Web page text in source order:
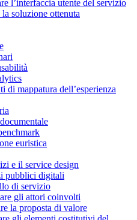
l’interfaccia utente del servizio
soluzione ottenuta
di mappatura dell’esperienza
euristica
e il service design
pubblici digitali
di servizio
gli attori coinvolti
la proposta di valore